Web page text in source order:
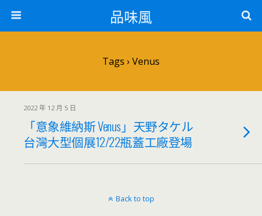
品味風
Tags › Venus
2022 年 12 月 5 日
「意象維納斯 Venus」天野タケル
台灣大型個展12/22瓶蓋工廠登場
Back to top